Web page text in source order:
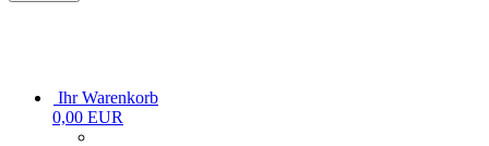
Ihr Warenkorb
0,00 EUR